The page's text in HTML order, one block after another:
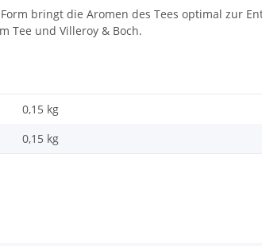
bringt die Aromen des Tees optimal zur
Tee und Villeroy & Boch.
0,15 kg
0,15 kg